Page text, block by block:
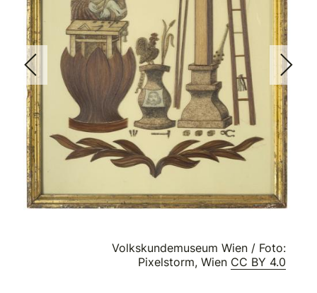
Volkskundemuseum Wien / Foto:
Pixelstorm, Wien CC BY 4.0